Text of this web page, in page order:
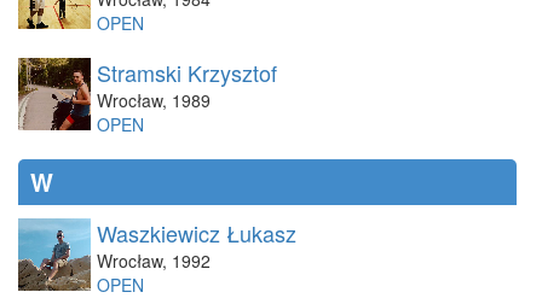
OPEN
Stramski Krzysztof
Wrocław, 1989
OPEN
W
Waszkiewicz Łukasz
Wrocław, 1992
OPEN